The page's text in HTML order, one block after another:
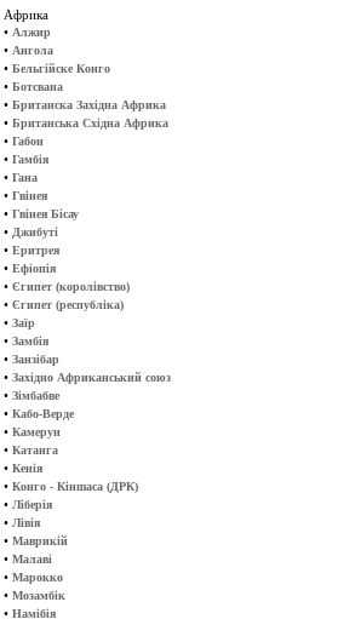
Африка
• Алжир
• Ангола
• Бельгійске Конго
• Ботсвана
• Британска Західна Африка
• Британська Східна Африка
• Габон
• Гамбія
• Гана
• Гвінея
• Гвінея Бісау
• Джибуті
• Еритрея
• Ефіопія
• Єгипет (королівство)
• Єгипет (республіка)
• Заїр
• Замбія
• Занзібар
• Західно Африканський союз
• Зімбабве
• Кабо-Верде
• Камерун
• Катанга
• Кенія
• Конго - Кіншаса (ДРК)
• Ліберія
• Лівія
• Маврикій
• Малаві
• Марокко
• Мозамбік
• Намібія